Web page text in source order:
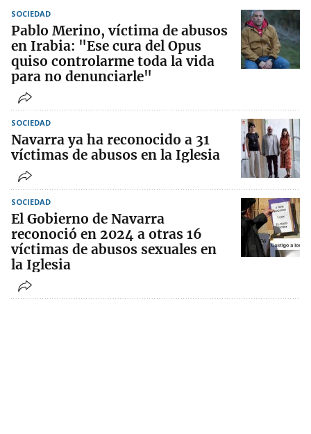
SOCIEDAD
Pablo Merino, víctima de abusos
en Irabia: "Ese cura del Opus
quiso controlarme toda la vida
para no denunciarle"
SOCIEDAD
Navarra ya ha reconocido a 31
víctimas de abusos en la Iglesia
SOCIEDAD
El Gobierno de Navarra
reconoció en 2024 a otras 16
víctimas de abusos sexuales en
la Iglesia